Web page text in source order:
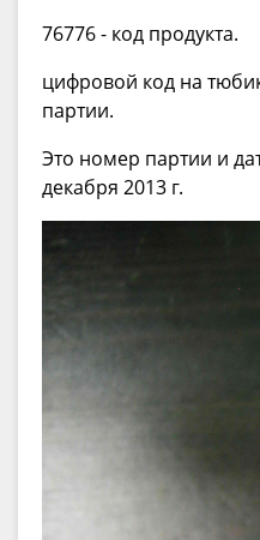
76776 - код продукта.
цифровой код на
партии.
Это номер партии и
декабря 2013 г.